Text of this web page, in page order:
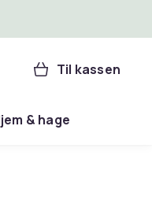
Til kassen
& hage